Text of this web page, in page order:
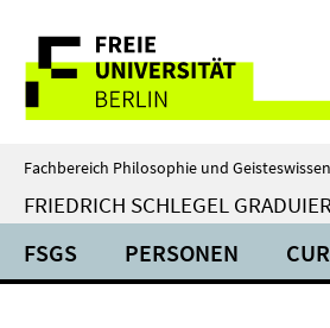
direkt
Inhalt
Service-
Navigation
Fachbereich Philosophie und
FRIEDRICH SCHLEGEL
FSGS PERSONEN